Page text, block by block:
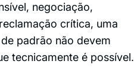
negociação,
crítica, uma
padrão não devem
tecnicamente é possível.